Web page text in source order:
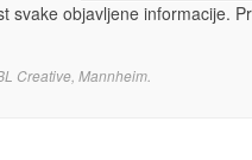
svake objavljene informacije.
Creative, Mannheim.